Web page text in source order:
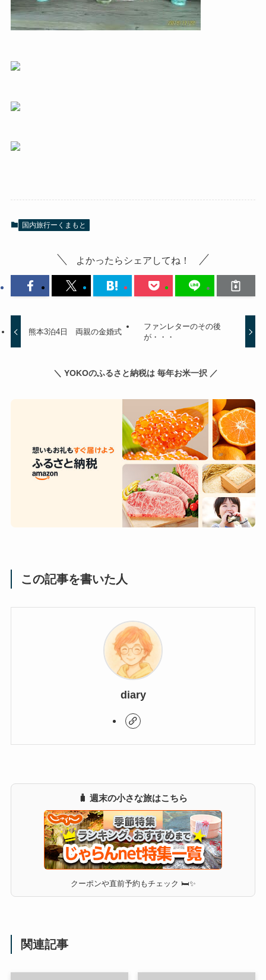
国内旅行ーくまもと
よかったらシェアしてね！
熊本3泊4日 両親の金婚式
ファンレターのその後
が・・・
＼ YOKOのふるさと納税は 毎年お米一択 ／
この記事を書いた人
diary
🧳 週末の小さな旅はこちら
クーポンや直前予約もチェック 🛏✨
関連記事